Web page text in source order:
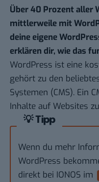
Über 40 Prozent aller
mittlerweile mit
deine eigene
erklären dir, wie das
WordPress ist eine
gehört zu den
Systemen (CMS). Ein
Inhalte auf Websites
💡 Tipp
Wenn du mehr
WordPress
direkt bei IONOS im